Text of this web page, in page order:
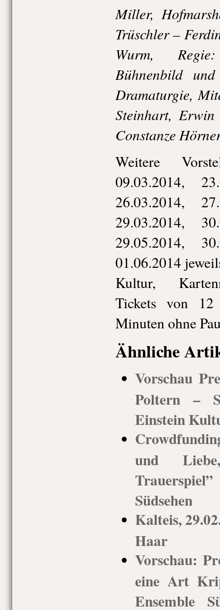
Miller,
Trüschler –
Wurm,
Bühnenbild
Dramaturgie,
Steinhart, Erwin
Constanze
Weitere
09.03.2014,
26.03.2014,
29.03.2014,
29.05.2014,
01.06.2014
Kultur,
Tickets von
Minuten ohne
Ähnliche
Vorschau
Poltern –
Einstein
und
Südsehen
Kalteis,
Haar
Vorschau:
eine Art
Ensemble